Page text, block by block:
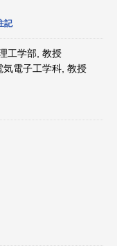
記
工学部, 教授
電子工学科, 教授